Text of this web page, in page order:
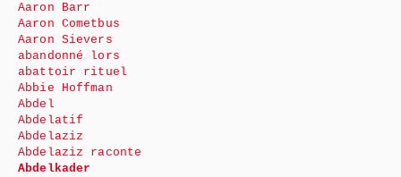
Aaron Barr
Aaron Cometbus
Aaron Sievers
abandonné lors
abattoir rituel
Abbie Hoffman
Abdel
Abdelatif
Abdelaziz
Abdelaziz raconte
Abdelkader